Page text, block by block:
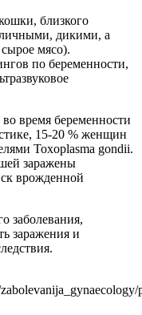
близкого
дикими, а
мясо).
по беременности,
время беременности
15-20 % женщин
Toxoplasma gondii.
заражены
врожденной
заболевания,
заражения и